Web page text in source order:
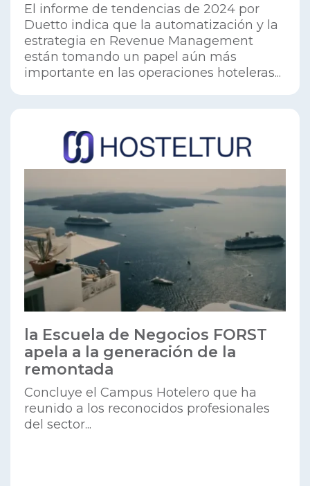
El informe de tendencias de 2024 por
Duetto indica que la automatización y la
estrategia en Revenue Management
están tomando un papel aún más
importante en las operaciones hoteleras...
la Escuela de Negocios FORST
apela a la generación de la
remontada
Concluye el Campus Hotelero que ha
reunido a los reconocidos profesionales
del sector...